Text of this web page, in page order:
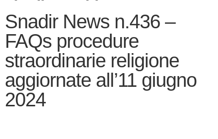
Snadir News n.436 –
FAQs procedure
straordinarie religione
aggiornate all’11 giugno
2024